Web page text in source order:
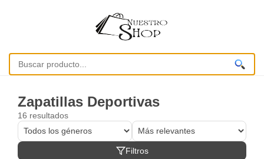
Zapatillas Deportivas
16 resultados
Filtros